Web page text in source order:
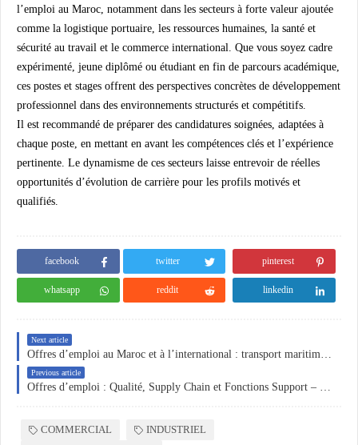
l’emploi au Maroc, notamment dans les secteurs à forte valeur ajoutée
comme la logistique portuaire, les ressources humaines, la santé et
sécurité au travail et le commerce international. Que vous soyez cadre
expérimenté, jeune diplômé ou étudiant en fin de parcours académique,
ces postes et stages offrent des perspectives concrètes de développement
professionnel dans des environnements structurés et compétitifs.
Il est recommandé de préparer des candidatures soignées, adaptées à
chaque poste, en mettant en avant les compétences clés et l’expérience
pertinente. Le dynamisme de ces secteurs laisse entrevoir de réelles
opportunités d’évolution de carrière pour les profils motivés et
qualifiés.
facebook twitter pinterest
whatsapp reddit linkedin
Next article
Previous article
COMMERCIAL
INDUSTRIEL